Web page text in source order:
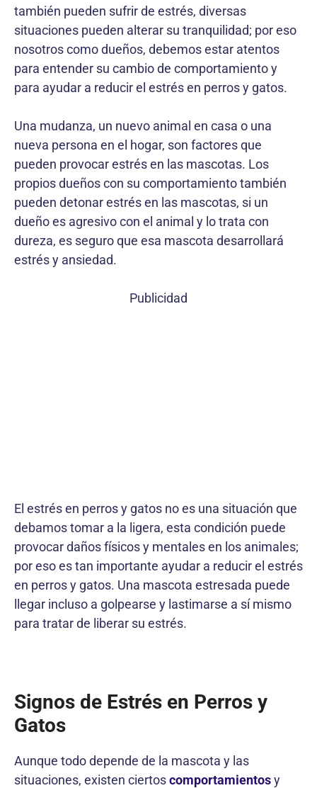
también pueden sufrir de estrés, diversas
situaciones pueden alterar su tranquilidad; por eso
nosotros como dueños, debemos estar atentos
para entender su cambio de comportamiento y
para ayudar a reducir el estrés en perros y gatos.
Una mudanza, un nuevo animal en casa o una
nueva persona en el hogar, son factores que
pueden provocar estrés en las mascotas. Los
propios dueños con su comportamiento también
pueden detonar estrés en las mascotas, si un
dueño es agresivo con el animal y lo trata con
dureza, es seguro que esa mascota desarrollará
estrés y ansiedad.
Publicidad
El estrés en perros y gatos no es una situación que
debamos tomar a la ligera, esta condición puede
provocar daños físicos y mentales en los animales;
por eso es tan importante ayudar a reducir el estrés
en perros y gatos. Una mascota estresada puede
llegar incluso a golpearse y lastimarse a sí mismo
para tratar de liberar su estrés.
Signos de Estrés en Perros y
Gatos
Aunque todo depende de la mascota y las
situaciones, existen ciertoscomportamientosy